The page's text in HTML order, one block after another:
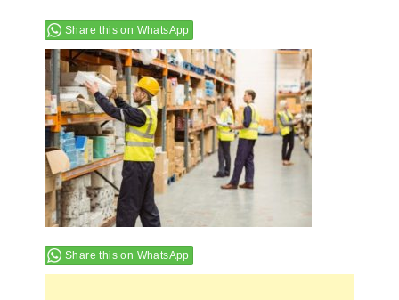
Share this on WhatsApp
Share this on WhatsApp